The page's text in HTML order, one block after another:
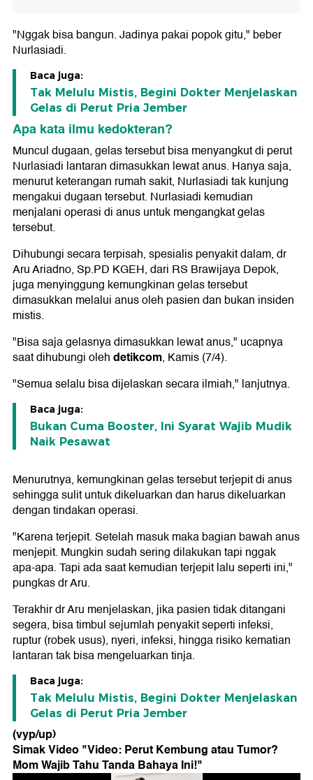
"Nggak bisa bangun. Jadinya pakai popok gitu," beber
Nurlasiadi.
Baca juga:
Tak Melulu Mistis, Begini Dokter Menjelaskan
Gelas di Perut Pria Jember
Apa kata ilmu kedokteran?
Muncul dugaan, gelas tersebut bisa menyangkut di perut
Nurlasiadi lantaran dimasukkan lewat anus. Hanya saja,
menurut keterangan rumah sakit, Nurlasiadi tak kunjung
mengakui dugaan tersebut. Nurlasiadi kemudian
menjalani operasi di anus untuk mengangkat gelas
tersebut.
Dihubungi secara terpisah, spesialis penyakit dalam, dr
Aru Ariadno, Sp.PD KGEH, dari RS Brawijaya Depok,
juga menyinggung kemungkinan gelas tersebut
dimasukkan melalui anus oleh pasien dan bukan insiden
mistis.
"Bisa saja gelasnya dimasukkan lewat anus," ucapnya
saat dihubungi olehdetikcom, Kamis (7/4).
"Semua selalu bisa dijelaskan secara ilmiah," lanjutnya.
Baca juga:
Bukan Cuma Booster, Ini Syarat Wajib Mudik
Naik Pesawat
Menurutnya, kemungkinan gelas tersebut terjepit di anus
sehingga sulit untuk dikeluarkan dan harus dikeluarkan
dengan tindakan operasi.
"Karena terjepit. Setelah masuk maka bagian bawah anus
menjepit. Mungkin sudah sering dilakukan tapi nggak
apa-apa. Tapi ada saat kemudian terjepit lalu seperti ini,"
pungkas dr Aru.
Terakhir dr Aru menjelaskan, jika pasien tidak ditangani
segera, bisa timbul sejumlah penyakit seperti infeksi,
ruptur (robek usus), nyeri, infeksi, hingga risiko kematian
lantaran tak bisa mengeluarkan tinja.
Baca juga:
Tak Melulu Mistis, Begini Dokter Menjelaskan
Gelas di Perut Pria Jember
(vyp/up)
Simak Video "Video: Perut Kembung atau Tumor?
Mom Wajib Tahu Tanda Bahaya Ini!"